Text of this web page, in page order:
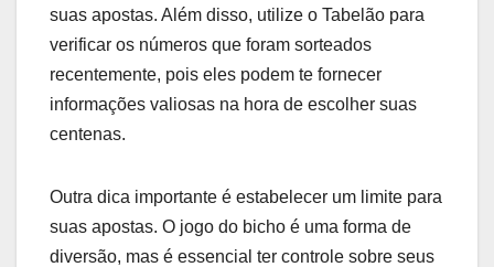
suas apostas. Além disso, utilize o Tabelão para
verificar os números que foram sorteados
recentemente, pois eles podem te fornecer
informações valiosas na hora de escolher suas
centenas.
Outra dica importante é estabelecer um limite para
suas apostas. O jogo do bicho é uma forma de
diversão, mas é essencial ter controle sobre seus